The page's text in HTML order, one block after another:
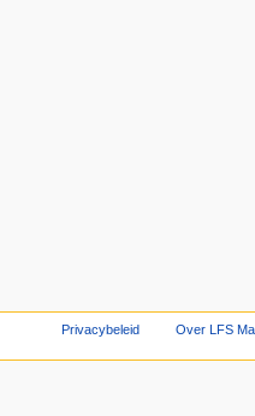
Privacybeleid Over LFS